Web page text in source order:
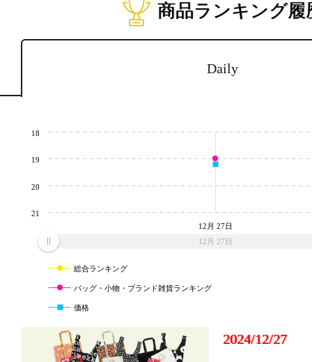
商品ランキング履
Daily
12月 27日
12月 27日
18
19
20
21
総合ランキング
バッグ・小物・ブランド雑貨ランキング
価格
2024/12/27